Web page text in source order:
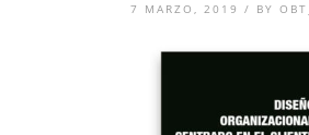
7 MARZO, 2019 / BY